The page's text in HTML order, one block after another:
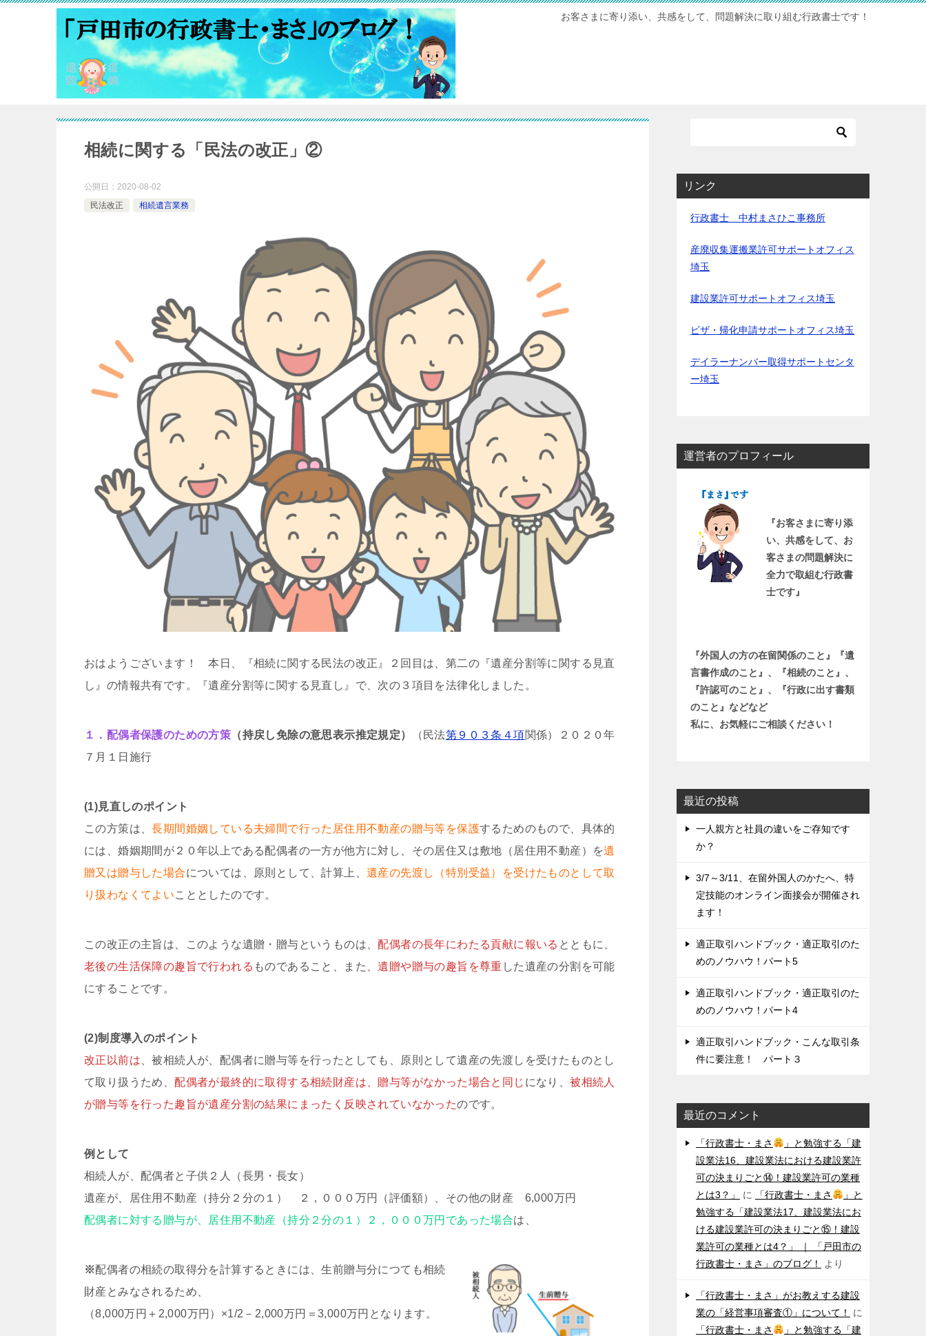
お客さまに寄り添い、共感をして、問題解決に取り組む行政書士です！
相続に関する「民法の改正」②
公開日： 2020-08-02
民法改正
相続遺言業務
おはようございます！ 本日、『相続に関する民法の改正』２回目は、第二の『遺産分割等に関する見直
し』の情報共有です。『遺産分割等に関する見直し』で、次の３項目を法律化しました。
１．配偶者保護のための方策 （持戻し免除の意思表示推定規定） （民法第９０３条４項関係）２０２０年
７月１日施行
(1)見直しのポイント
この方策は、長期間婚姻している夫婦間で行った居住用不動産の贈与等を保護するためのもので、具体的
には、婚姻期間が２０年以上である配偶者の一方が他方に対し、その居住又は敷地（居住用不動産）を遺
贈又は贈与した場合については、原則として、計算上、遺産の先渡し（特別受益）を受けたものとして取
り扱わなくてよいこととしたのです。
この改正の主旨は、このような遺贈・贈与というものは、 配偶者の長年にわたる貢献に報いる とともに、
老後の生活保障の趣旨で行われる ものであること、また、遺贈や贈与の趣旨を尊重 した遺産の分割を可能
にすることです。
(2)制度導入のポイント
改正以前は、被相続人が、配偶者に贈与等を行ったとしても、原則として遺産の先渡しを受けたものとし
て取り扱うため、 配偶者が最終的に取得する相続財産は、贈与等がなかった場合と同じ になり、被相続人
が贈与等を行った趣旨が遺産分割の結果にまったく反映されていなかったのです。
例として
相続人が、配偶者と子供２人（長男・長女）
遺産が、居住用不動産（持分２分の１） ２，０００万円（評価額）、その他の財産 6,000万円
配偶者に対する贈与が、居住用不動産（持分２分の１）２，０００万円であった場合は、
※配偶者の相続の取得分を計算するときには、生前贈与分につても相続
財産とみなされるため、
（8,000万円＋2,000万円）×1/2－2,000万円＝3,000万円となります。
リンク
行政書士 中村まさひこ事務所
産廃収集運搬業許可サポートオフィス
埼玉
建設業許可サポートオフィス埼玉
ビザ・帰化申請サポートオフィス埼玉
デイラーナンバー取得サポートセンタ
ー埼玉
運営者のプロフィール
『お客さまに寄り添
い、共感をして、お
客さまの問題解決に
全力で取組む行政書
士です』
『外国人の方の在留関係のこと』『遺
言書作成のこと』、『相続のこと』、
『許認可のこと』、『行政に出す書類
のこと』などなど
私に、お気軽にご相談ください！
最近の投稿
一人親方と社員の違いをご存知です
か？
3/7～3/11、在留外国人のかたへ、特
定技能のオンライン面接会が開催され
ます！
適正取引ハンドブック・適正取引のた
めのノウハウ！パート5
適正取引ハンドブック・適正取引のた
めのノウハウ！パート4
適正取引ハンドブック・こんな取引条
件に要注意！ パート３
最近のコメント
「行政書士・まさ
」と勉強する「建
設業法16、建設業法における建設業許
可の決まりごと⑭！建設業許可の業種
とは3？」
に 「行政書士・まさ
」と
勉強する「建設業法17、建設業法にお
ける建設業許可の決まりごと⑮！建設
業許可の業種とは4？」 ｜ 「戸田市の
行政書士・まさ」のブログ！
より
「行政書士・まさ」がお教えする建設
業の「経営事項審査①」について！
に
「行政書士・まさ
」と勉強する「建